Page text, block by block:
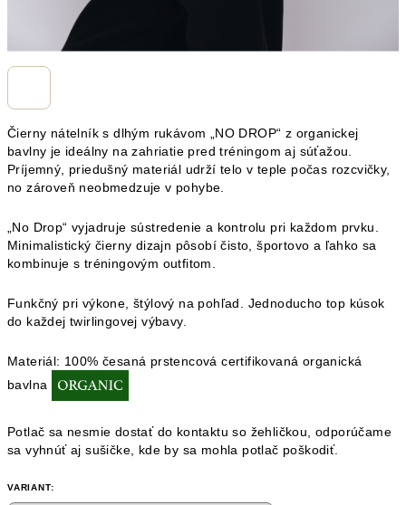
Čierny nátelník s dlhým rukávom „NO DROP“ z organickej
bavlny je ideálny na zahriatie pred tréningom aj súťažou.
Príjemný, priedušný materiál udrží telo v teple počas rozcvičky,
no zároveň neobmedzuje v pohybe.
„No Drop“ vyjadruje sústredenie a kontrolu pri každom prvku.
Minimalistický čierny dizajn pôsobí čisto, športovo a ľahko sa
kombinuje s tréningovým outfitom.
Funkčný pri výkone, štýlový na pohľad. Jednoducho top kúsok
do každej twirlingovej výbavy.
Materiál: 100% česaná prstencová certifikovaná organická
bavlna
Potlač sa nesmie dostať do kontaktu so žehličkou, odporúčame
sa vyhnúť aj sušičke, kde by sa mohla potlač poškodiť.
VARIANT: